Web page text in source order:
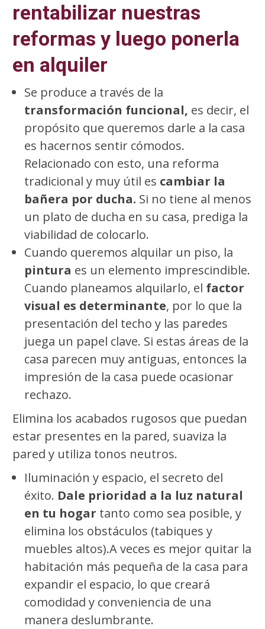
rentabilizar nuestras
reformas y luego ponerla
en alquiler
Se produce a través de la
transformación funcional, es decir, el
propósito que queremos darle a la casa
es hacernos sentir cómodos.
Relacionado con esto, una reforma
tradicional y muy útil es cambiar la
bañera por ducha. Si no tiene al menos
un plato de ducha en su casa, prediga la
viabilidad de colocarlo.
Cuando queremos alquilar un piso, la
pintura es un elemento imprescindible.
Cuando planeamos alquilarlo, el factor
visual es determinante, por lo que la
presentación del techo y las paredes
juega un papel clave. Si estas áreas de la
casa parecen muy antiguas, entonces la
impresión de la casa puede ocasionar
rechazo.
Elimina los acabados rugosos que puedan
estar presentes en la pared, suaviza la
pared y utiliza tonos neutros.
Iluminación y espacio, el secreto del
éxito. Dale prioridad a la luz natural
en tu hogar tanto como sea posible, y
elimina los obstáculos (tabiques y
muebles altos).A veces es mejor quitar la
habitación más pequeña de la casa para
expandir el espacio, lo que creará
comodidad y conveniencia de una
manera deslumbrante.